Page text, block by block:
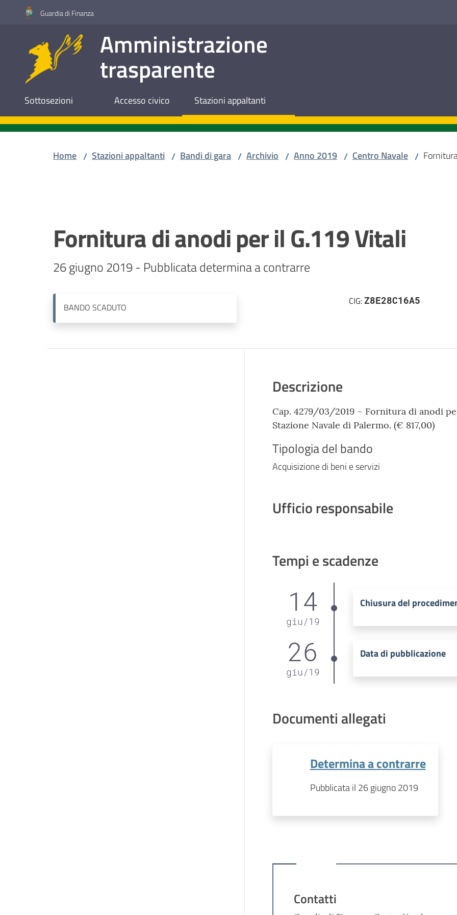
Vai al contenuto
Vai alla navigazione
Vai al footerGuardia di Finanza
Amministrazione
trasparente
Sottosezioni Accesso civico Stazioni appaltanti
Home / Stazioni appaltanti / Bandi di gara / Archivio / Anno 2019 / Centro Navale /
Fornitura di anodi per il G.119 Vitali
26 giugno 2019 - Pubblicata determina a contrarre
BANDO SCADUTO
CIG:Z8E28C16A5
Descrizione
Cap. 4279/03/2019 – Fornitura di anodi
Stazione Navale di Palermo. (€ 817,00)
Tipologia del bando
Acquisizione di beni e servizi
Ufficio responsabile
Tempi e scadenze
14
giu /19
Chiusura del
26
giu /19
Data di pubblicazione
Documenti allegati
Determina a contrarre
Pubblicata il 26 giugno 2019
Contatti